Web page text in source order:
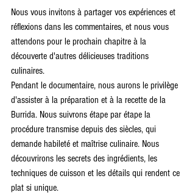
Nous vous invitons à partager vos expériences et
réflexions dans les commentaires, et nous vous
attendons pour le prochain chapitre à la
découverte d'autres délicieuses traditions
culinaires.
Pendant le documentaire, nous aurons le privilège
d'assister à la préparation et à la recette de la
Burrida. Nous suivrons étape par étape la
procédure transmise depuis des siècles, qui
demande habileté et maîtrise culinaire. Nous
découvrirons les secrets des ingrédients, les
techniques de cuisson et les détails qui rendent ce
plat si unique.